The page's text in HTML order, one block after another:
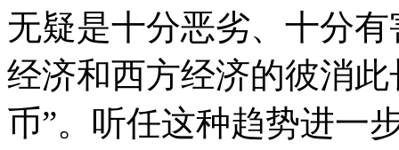
无疑是十分恶劣、十分
经济和西方经济的彼消
币”。听任这种趋势进一